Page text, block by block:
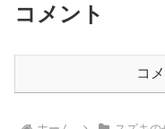
コメント
コ